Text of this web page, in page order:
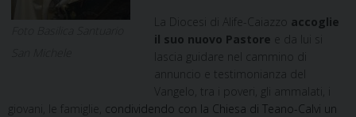
La Diocesi di Alife-Caiazzo accoglie
il suo nuovo Pastore e da lui si
lascia guidare nel cammino di
annuncio e testimonianza del
Vangelo, tra i poveri, gli ammalati, i
giovani, le famiglie, condividendo con la Chiesa di Teano-Calvi un